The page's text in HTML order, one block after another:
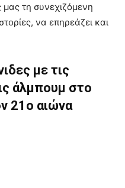
μας τη συνεχιζόμενη
να επηρεάζει και
με τις
άλμπουμ στο
21ο αιώνα